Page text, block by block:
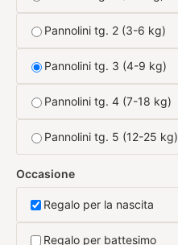
Pannolini tg. 2 (3-6 kg)
Pannolini tg. 3 (4-9 kg)
Pannolini tg. 4 (7-18 kg)
Pannolini tg. 5 (12-25 kg)
Occasione
Regalo per la nascita
Regalo per battesimo